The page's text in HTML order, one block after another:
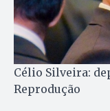
Célio Silveira:
Reprodução